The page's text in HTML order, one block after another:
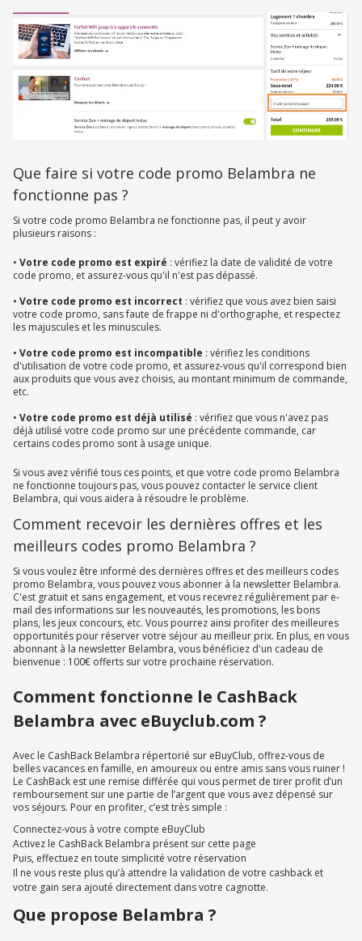
Que faire si votre code promo Belambra ne
fonctionne pas ?
Si votre code promo Belambra ne fonctionne pas, il peut y avoir
plusieurs raisons :
• Votre code promo est expiré : vérifiez la date de validité de votre
code promo, et assurez-vous qu'il n'est pas dépassé.
• Votre code promo est incorrect : vérifiez que vous avez bien saisi
votre code promo, sans faute de frappe ni d'orthographe, et respectez
les majuscules et les minuscules.
• Votre code promo est incompatible : vérifiez les conditions
d'utilisation de votre code promo, et assurez-vous qu'il correspond bien
aux produits que vous avez choisis, au montant minimum de commande,
etc.
• Votre code promo est déjà utilisé : vérifiez que vous n'avez pas
déjà utilisé votre code promo sur une précédente commande, car
certains codes promo sont à usage unique.
Si vous avez vérifié tous ces points, et que votre code promo Belambra
ne fonctionne toujours pas, vous pouvez contacter le service client
Belambra, qui vous aidera à résoudre le problème.
Comment recevoir les dernières offres et les
meilleurs codes promo Belambra ?
Si vous voulez être informé des dernières offres et des meilleurs codes
promo Belambra, vous pouvez vous abonner à la newsletter Belambra.
C'est gratuit et sans engagement, et vous recevrez régulièrement par e-
mail des informations sur les nouveautés, les promotions, les bons
plans, les jeux concours, etc. Vous pourrez ainsi profiter des meilleures
opportunités pour réserver votre séjour au meilleur prix. En plus, en vous
abonnant à la newsletter Belambra, vous bénéficiez d'un cadeau de
bienvenue : 100€ offerts sur votre prochaine réservation.
Comment fonctionne le CashBack
Belambra avec eBuyclub.com ?
Avec le CashBack Belambra répertorié sur eBuyClub, offrez-vous de
belles vacances en famille, en amoureux ou entre amis sans vous ruiner !
Le CashBack est une remise différée qui vous permet de tirer profit d’un
remboursement sur une partie de l’argent que vous avez dépensé sur
vos séjours. Pour en profiter, c’est très simple :
Connectez-vous à votre compte eBuyClub
Activez le CashBack Belambra présent sur cette page
Puis, effectuez en toute simplicité votre réservation
Il ne vous reste plus qu’à attendre la validation de votre cashback et
votre gain sera ajouté directement dans votre cagnotte.
Que propose Belambra ?